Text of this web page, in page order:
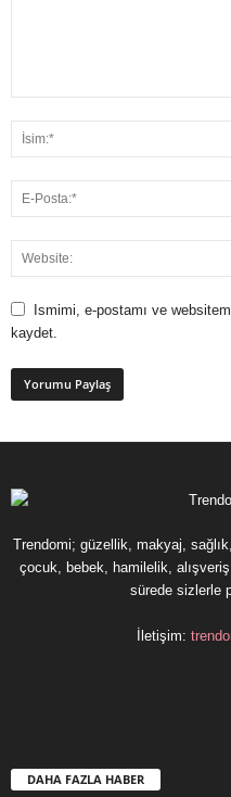
Ismimi, e-postamı ve
kaydet.
Trendomi; güzellik, makyaj,
çocuk, bebek, hamilelik,
sürede sizlerle
İletişim:
DAHA FAZLA HABER